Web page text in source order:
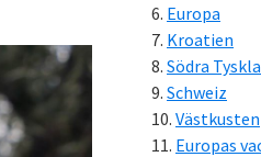
Europa
Kroatien
Södra
Schweiz
Västkusten
Europas